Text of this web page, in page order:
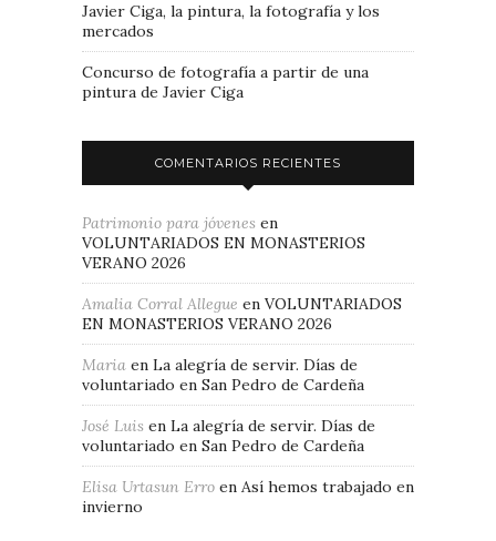
Javier Ciga, la pintura, la fotografía y los
mercados
Concurso de fotografía a partir de una
pintura de Javier Ciga
COMENTARIOS RECIENTES
Patrimonio para jóvenes en
VOLUNTARIADOS EN MONASTERIOS
VERANO 2026
Amalia Corral Allegue en VOLUNTARIADOS
EN MONASTERIOS VERANO 2026
Maria en La alegría de servir. Días de
voluntariado en San Pedro de Cardeña
José Luis en La alegría de servir. Días de
voluntariado en San Pedro de Cardeña
Elisa Urtasun Erro en Así hemos trabajado en
invierno